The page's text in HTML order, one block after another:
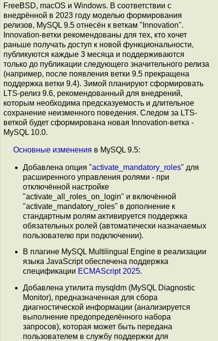
FreeBSD, macOS и Windows. В соответствии с
внедрённой в 2023 году моделью формирования
релизов, MySQL 9.5 отнесён к веткам "Innovation".
Innovation-ветки рекомендованы для тех, кто хочет
раньше получать доступ к новой функциональности,
публикуются каждые 3 месяца и поддерживаются
только до публикации следующего значительного релиза
(например, после появления ветки 9.5 прекращена
поддержка ветки 9.4). Зимой планируют сформировать
LTS-релиз 9.6, рекомендованный для внедрений,
которым необходима предсказуемость и длительное
сохранение неизменного поведения. Следом за LTS-
веткой будет сформирована новая Innovation-ветка -
MySQL 10.0.
Основные изменения в MySQL 9.5:
Добавлена опция "activate_mandatory_roles" для
расширенного управления ролями - при
отключённой настройке
"activate_all_roles_on_login" и включённой
"activate_mandatory_roles" в дополнение к
стандартным ролям активируется поддержка
обязательных ролей (автоматически назначаемых
пользователю при подключении).
В плагине MySQL Multilingual Engine в реализации
языка JavaScript обеспечена поддержка
спецификации ECMAScript 2025.
Добавлена утилита mysqldm (MySQL Diagnostic
Monitor), предназначенная для сбора
диагностической информации (анализируется
выполнение предопределённого набора
запросов), которая может быть передана
пользователем в службу поддержки для